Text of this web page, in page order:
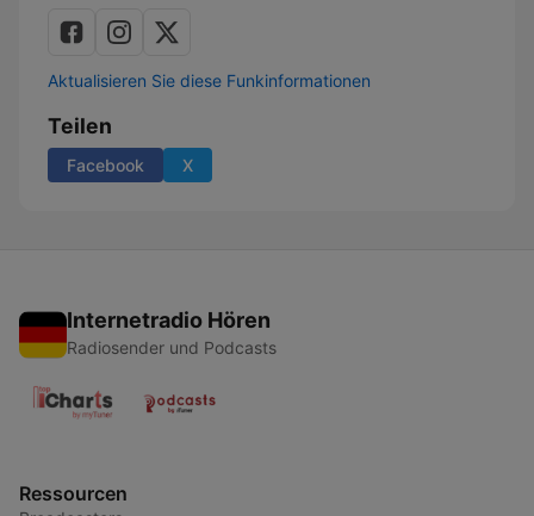
Aktualisieren Sie diese Funkinformationen
Teilen
Facebook X
Internetradio Hören
Radiosender und Podcasts
Ressourcen